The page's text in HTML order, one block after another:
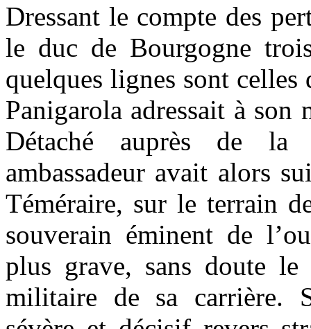
Dressant le compte des
le duc de Bourgogne
quelques lignes sont celles
Panigarola adressait à
Détaché auprès de
ambassadeur avait alors
Téméraire, sur le terrain
souverain éminent de
plus grave, sans doute le
militaire de sa carrière.